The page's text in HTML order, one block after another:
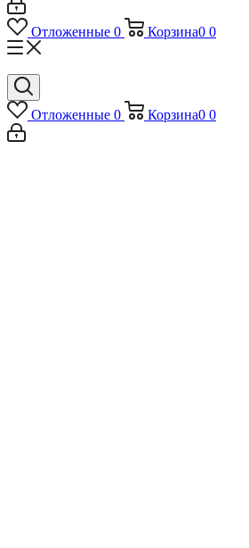
Отложенные 0 Корзина0 0
Отложенные 0 Корзина0 0